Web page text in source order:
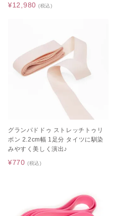
¥12,980 (税込)
グランパドドゥ ストレッチトゥリ
ボン 2.2cm幅 1足分 タイツに馴染
みやすく美しく演出♪
¥770 (税込)